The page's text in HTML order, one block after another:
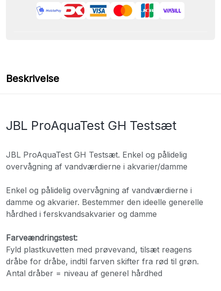
Beskrivelse
JBL ProAquaTest GH Testsæt
JBL ProAquaTest GH Testsæt. Enkel og pålidelig
overvågning af vandværdierne i akvarier/damme
Enkel og pålidelig overvågning af vandværdierne i
damme og akvarier. Bestemmer den ideelle generelle
hårdhed i ferskvandsakvarier og damme
Farveændringstest:
Fyld plastkuvetten med prøvevand, tilsæt reagens
dråbe for dråbe, indtil farven skifter fra rød til grøn.
Antal dråber = niveau af generel hårdhed